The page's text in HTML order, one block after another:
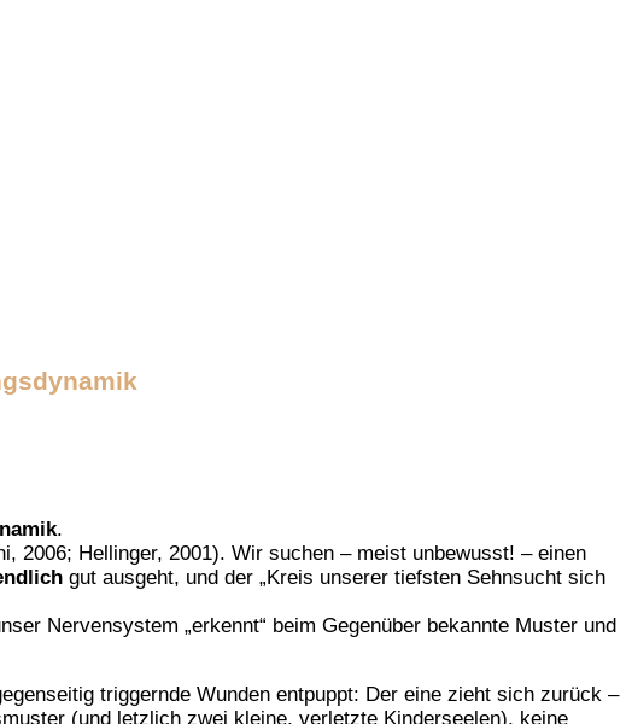
.
2006; Hellinger, 2001). Wir suchen – meist unbewusst! – einen
gut ausgeht, und der „Kreis unserer tiefsten Sehnsucht sich
Nervensystem „erkennt“ beim Gegenüber bekannte Muster und
triggernde Wunden entpuppt: Der eine zieht sich zurück –
(und letzlich zwei kleine, verletzte Kinderseelen), keine